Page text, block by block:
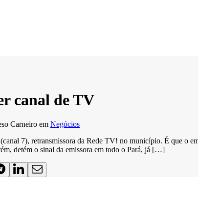
canal de TV
Carneiro em Negócios
7), retransmissora da Rede TV! no município. É que o
detém o sinal da emissora em todo o Pará, já […]